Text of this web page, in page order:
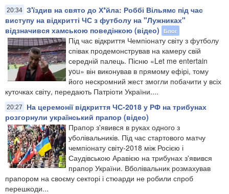
20:34 З'їздив на свято до Х*йла: Роббі Вільямс під час
виступу на відкритті ЧС з футболу на "Лужниках"
відзначився хамською поведінкою (відео)
Блог
Під час відкриття Чемпіонату світу з футболу
співак продемонстрував на камеру свій
середній палець. Пісню «Let me entertain
you» він виконував в прямому ефірі, тому
його нескромний жест змогли побачити у всіх
куточках світу, передають Патріоти України....
20:27
На церемонії відкриття ЧС-2018 у РФ на трибунах
розгорнули український прапор (відео)
Прапор з'явився в руках одного з
уболівальників. Під час стартового матчу
чемпіонату світу-2018 між Росією і
Саудівською Аравією на трибунах з'явився
прапор України. Вболівальник розмахував
прапором на своєму секторі і стюарди не робили спроб
перешкоди...